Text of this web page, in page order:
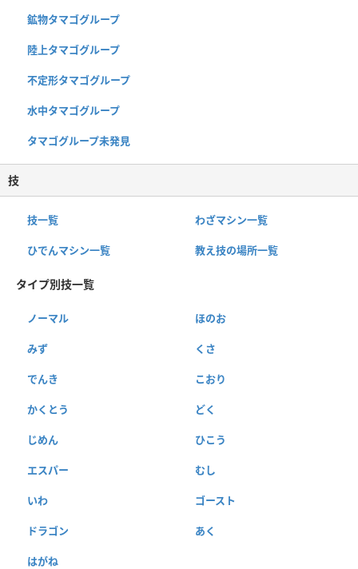
鉱物タマゴグループ
陸上タマゴグループ
不定形タマゴグループ
水中タマゴグループ
タマゴグループ未発見
技
技一覧 わざマシン一覧
ひでんマシン一覧 教え技の場所一覧
タイプ別技一覧
ノーマル ほのお
みず くさ
でんき こおり
かくとう どく
じめん ひこう
エスパー むし
いわ ゴースト
ドラゴン あく
はがね